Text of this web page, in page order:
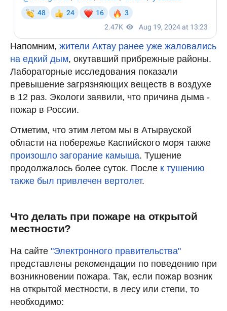
Напомним, жители Актау ранее уже жаловались
на едкий дым, окутавший прибрежные районы.
Лабораторные исследования показали
превышение загрязняющих веществ в воздухе
в 12 раз. Экологи заявили, что причина дыма -
пожар в России.
Отметим, что этим летом мы в Атырауской
области на побережье Каспийского моря также
произошло загорание камыша. Тушение
продолжалось более суток. После к тушению
также был привлечен вертолет.
Что делать при пожаре на открытой
местности?
На сайте "Электронного правительства"
представлены рекомендации по поведению при
возникновении пожара. Так, если пожар возник
на открытой местности, в лесу или степи, то
необходимо: